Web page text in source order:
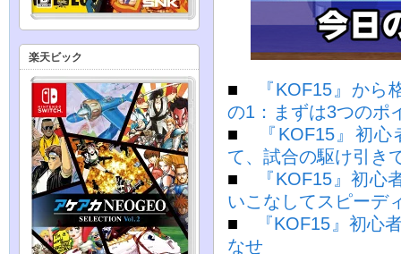
■
『KOF15』か
の1：まずは3つのポ
■
『KOF15』初
て、試合の駆け引き
■
『KOF15』初
いこなしてスピーデ
■
『KOF15』初心
なせ
楽天ビック